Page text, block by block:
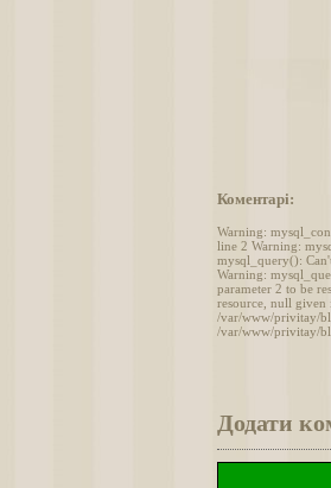
Коментарі:
Warning:
line 2 Warning:
mysql_query():
Warning:
parameter 2 to be
resource, null given
/var/www/privitay/
/var/www/privitay/
Додати